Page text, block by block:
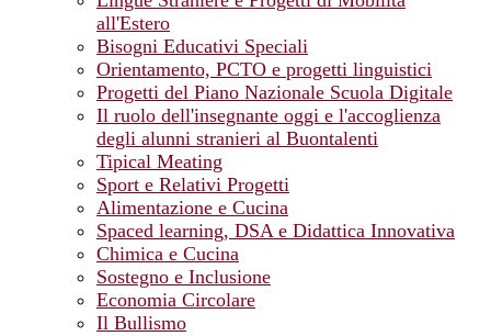
all'Estero
Bisogni Educativi Speciali
Orientamento, PCTO e progetti linguistici
Progetti del Piano Nazionale Scuola Digitale
Il ruolo dell'insegnante oggi e l'accoglienza
degli alunni stranieri al Buontalenti
Tipical Meating
Sport e Relativi Progetti
Alimentazione e Cucina
Spaced learning, DSA e Didattica Innovativa
Chimica e Cucina
Sostegno e Inclusione
Economia Circolare
Il Bullismo